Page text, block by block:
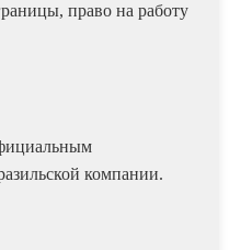
право на работу
компании.